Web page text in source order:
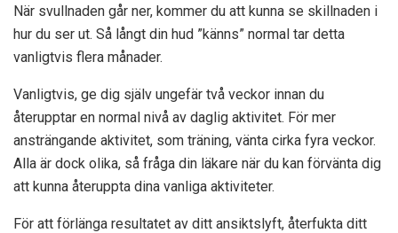
När svullnaden går ner, kommer du att kunna se skillnaden i
hur du ser ut. Så långt din hud ”känns” normal tar detta
vanligtvis flera månader.
Vanligtvis, ge dig själv ungefär två veckor innan du
återupptar en normal nivå av daglig aktivitet. För mer
ansträngande aktivitet, som träning, vänta cirka fyra veckor.
Alla är dock olika, så fråga din läkare när du kan förvänta dig
att kunna återuppta dina vanliga aktiviteter.
För att förlänga resultatet av ditt ansiktslyft, återfukta ditt